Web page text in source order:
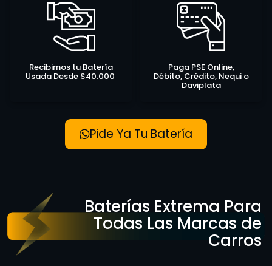
Recibimos tu Batería
Usada Desde $40.000
Paga PSE Online,
Débito, Crédito, Nequi o
Daviplata
Pide Ya Tu Batería
Baterías Extrema Para
Todas Las Marcas de
Carros